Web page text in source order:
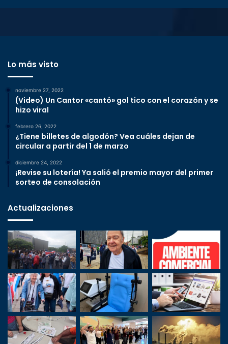
Lo más visto
noviembre 27, 2022
(Video) Un Cantor «cantó» gol tico con el corazón y se
hizo viral
febrero 26, 2022
¿Tiene billetes de algodón? Vea cuáles dejan de
circular a partir del 1 de marzo
diciembre 24, 2022
¡Revise su lotería! Ya salió el premio mayor del primer
sorteo de consolación
Actualizaciones